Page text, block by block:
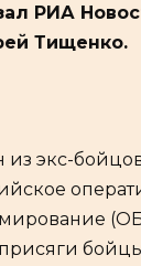
РИА
Тищенко.
из экс-